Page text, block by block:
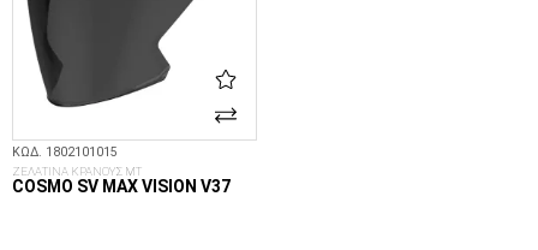
ΚΩΔ. 1802101015
ΖΕΛΑΤΙΝΑ ΚΡΑΝΟΥΣ MT
COSMO SV MAX VISION V37